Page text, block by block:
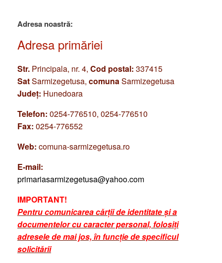
Adresa noastră:
Adresa primăriei
Str. Principala, nr. 4, Cod postal: 337415
SatSarmizegetusa, comunaSarmizegetusa
Județ: Hunedoara
Telefon: 0254-776510, 0254-776510
Fax: 0254-776552
Web: comuna-sarmizegetusa.ro
E-mail:
primariasarmizegetusa@yahoo.com
IMPORTANT!
Pentru comunicarea cărții de identitate și a
documentelor cu caracter personal, folosiți
adresele de mai jos, în funcție de specificul
solicitării